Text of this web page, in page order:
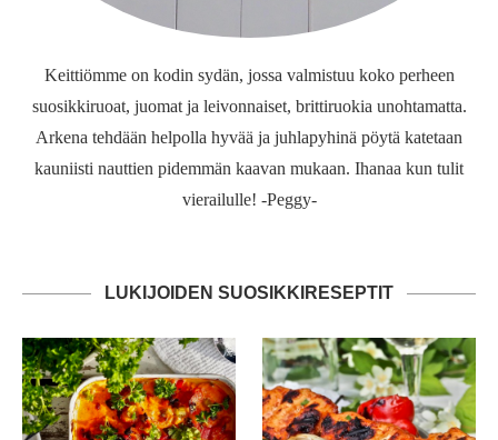
Keittiömme on kodin sydän, jossa valmistuu koko perheen
suosikkiruoat, juomat ja leivonnaiset, brittiruokia unohtamatta.
Arkena tehdään helpolla hyvää ja juhlapyhinä pöytä katetaan
kauniisti nauttien pidemmän kaavan mukaan. Ihanaa kun tulit
vierailulle! -Peggy-
LUKIJOIDEN SUOSIKKIRESEPTIT